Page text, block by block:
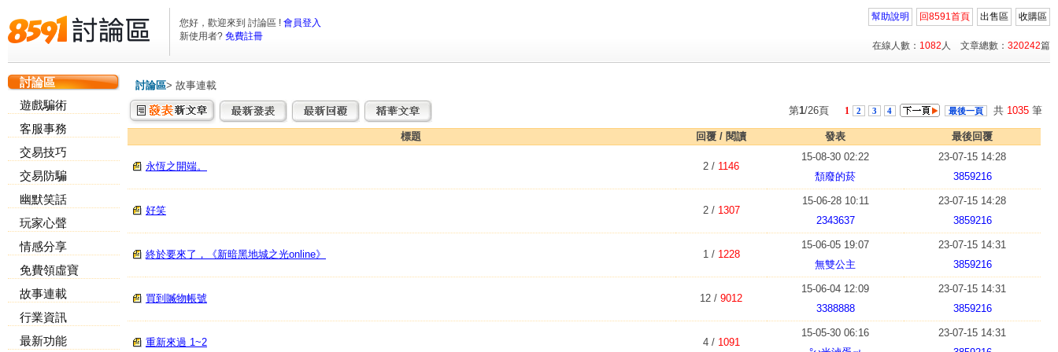
幫助說明 收購區
出售區
回8591首頁
您好，歡迎來到 討論區 ! 會員登入
新使用者? 免費註冊
在線人數： 1082 人 文章總數： 320242篇
討論區
遊戲騙術
客服事務
交易技巧
交易防騙
幽默笑話
玩家心聲
情感分享
免費領虛寶
故事連載
行業資訊
最新功能
討論區> 故事連載
第1/26頁 1 2 3 4 最後一頁 共 1035 筆
標題 回覆 / 閱讀 發表 最後回覆
永恆之開端。 2 / 1146
15-08-30 02:22
頹廢的菸
23-07-15 14:28
3859216
好笑 2 / 1307
15-06-28 10:11
2343637
23-07-15 14:28
3859216
終於要來了，《新暗黑地城之光online》 1 / 1228
15-06-05 19:07
無雙公主
23-07-15 14:31
3859216
買到贓物帳號 12 / 9012
15-06-04 12:09
3388888
23-07-15 14:31
3859216
重新來過 1~2 4 / 1091
15-05-30 06:16
23-07-15 14:31